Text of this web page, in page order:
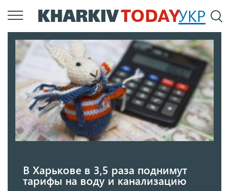
Перейти
к
содержанию
УКР
В Харькове в 3,5 раза поднимут
тарифы на воду и канализацию